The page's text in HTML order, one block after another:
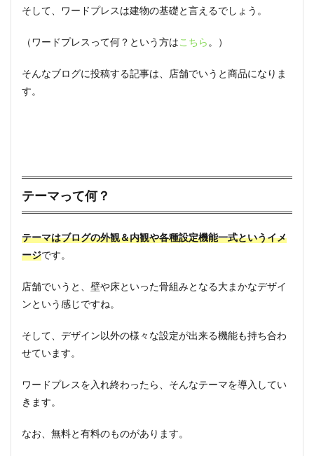
そして、ワードプレスは建物の基礎と言えるでしょう。
（ワードプレスって何？という方はこちら 。）
そんなブログに投稿する記事は、店舗でいうと商品になりま
す。
テーマって何？
テーマはブログの外観＆内観や各種設定機能一式というイメ
ージです。
店舗でいうと、壁や床といった骨組みとなる大まかなデザイ
ンという感じですね。
そして、デザイン以外の様々な設定が出来る機能も持ち合わ
せています。
ワードプレスを入れ終わったら、そんなテーマを導入してい
きます。
なお、無料と有料のものがあります。